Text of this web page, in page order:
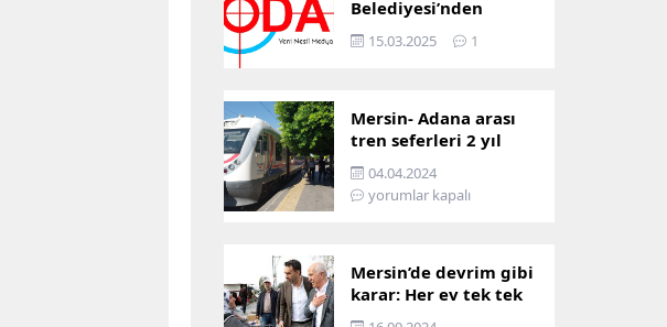
Belediyesi’nden
Mersin ve Adana arası
ulaşım başladı
15.03.2025 1
Mersin- Adana arası
tren seferleri 2 yıl
boyunca
çalışmayacak
04.04.2024
yorumlar kapalı
Mersin’de devrim gibi
karar: Her ev tek tek
incelenecek!